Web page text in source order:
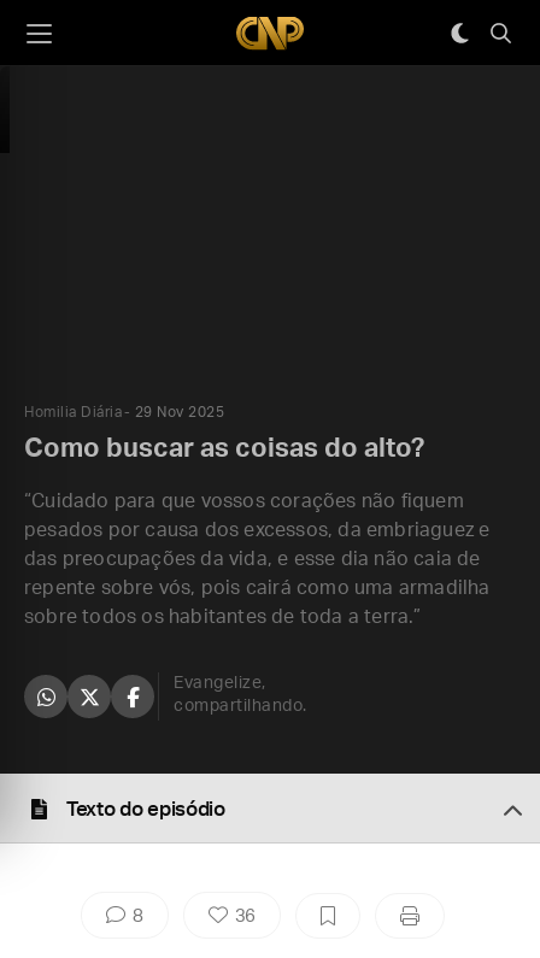
Homilia Diária 29 Nov 2025
Como buscar as coisas do alto?
“Cuidado para que vossos corações não fiquem
pesados por causa dos excessos, da embriaguez e
das preocupações da vida, e esse dia não caia de
repente sobre vós, pois cairá como uma armadilha
sobre todos os habitantes de toda a terra.”
Evangelize,
compartilhando.
Texto do episódio
8 36